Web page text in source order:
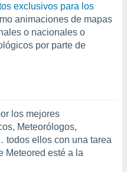
exclusivos para los
animaciones de mapas
o nacionales o
por parte de
los mejores
Meteorólogos,
todos ellos con una tarea
Meteored esté a la